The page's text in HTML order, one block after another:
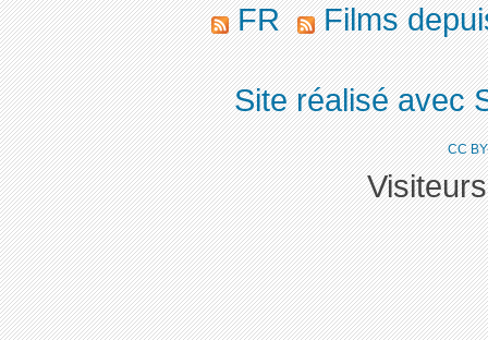
FR
Films
Site réalisé avec
CC